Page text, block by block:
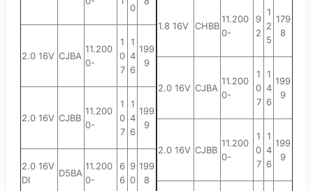
0
2.0 16V CJBA
11.200
0-
1
0
7
1
4
6
199
9
2.0 16V CJBB
11.200
0-
1
0
7
1
4
6
199
9
2.0 16V
DI
D5BA
11.200
0-
6
6
9
0
199
8
1.8 16V CHBB
11.200
0-
9
2
1
2
5
179
8
2.0 16V CJBA
11.200
0-
1
0
7
1
4
6
199
9
2.0 16V CJBB
11.200
0-
1
0
7
1
4
6
199
9